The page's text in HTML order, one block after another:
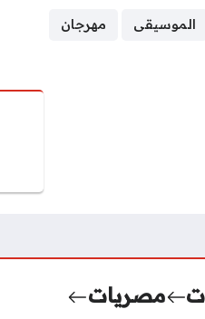
الموسيقى مهرجان
مصريات